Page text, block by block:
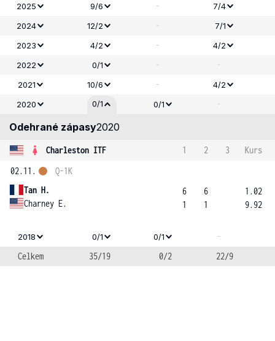
2025 9/6 -
7/4
2024
12/2 -
7/1
2023
4/2 -
4/2
2022
0/1 - -
2021 10/6 -
4/2
2020
0/1 0/1 -
Odehrané zápasy2020
Charleston ITF 1 2 3
Kurs
02.11.
Tan H.
Charney E.
Q-1K
6
1
6
1
1.02
9.92
2018 0/1 0/1
-
Celkem
35/19 0/2 22/9